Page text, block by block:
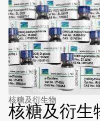
核糖及衍生物
核糖及衍生